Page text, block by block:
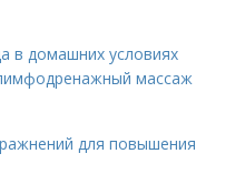
в домашних условиях
массаж
для повышения